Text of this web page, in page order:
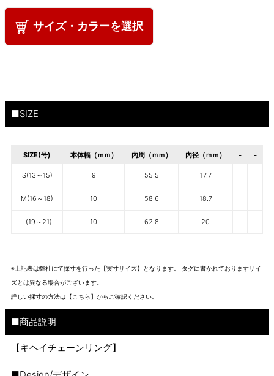
サイズ・カラーを選択
■SIZE
SIZE(号) 本体幅（ｍｍ） 内周（ｍｍ） 内径（ｍｍ） - -
S(13～15) 9 55.5 17.7
M(16～18) 10 58.6 18.7
L(19～21) 10 62.8 20
※上記表は弊社にて採寸を行った【実寸サイズ】となります。 タグに書かれておりますサイ
ズとは異なる場合がございます。
詳しい採寸の方法は 【こちら】から ご確認ください。
■商品説明
【キヘイチェーンリング】